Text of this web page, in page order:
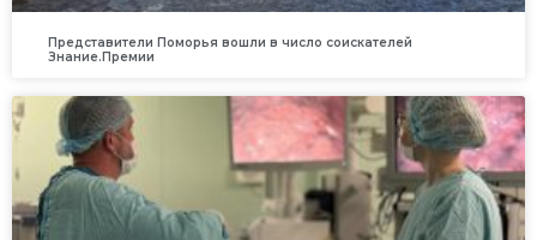
Представители Поморья вошли в число соискателей
Знание.Премии